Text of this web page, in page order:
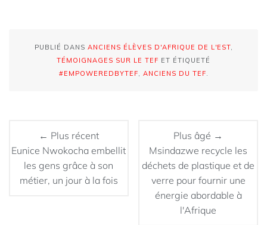
PUBLIÉ DANS ANCIENS ÉLÈVES D'AFRIQUE DE L'EST,
TÉMOIGNAGES SUR LE TEF ET ÉTIQUETÉ
#EMPOWEREDBYTEF
ANCIENS DU TEF
← Plus récent
Eunice Nwokocha embellit
les gens grâce à son
métier, un jour à la fois
Plus âgé →
Msindazwe recycle les
déchets de plastique et de
verre pour fournir une
énergie abordable à
l'Afrique